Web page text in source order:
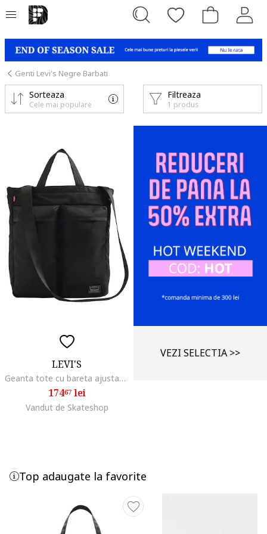
Genti Levi's Negre Barbati
Filtreaza
1 produs
Sorteaza
Cele mai populare
LEVI'S
Geanta tote cu bareta ajustabila
17467lei
Vandut de Skateshop
VEZI SELECTIA >>
Top adaugate la favorite